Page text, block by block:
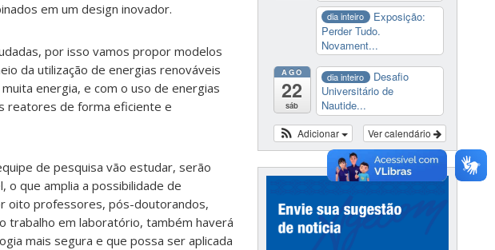
em um design inovador.
por isso vamos propor modelos
da utilização de energias renováveis
energia, e com o uso de energias
reatores de forma eficiente e
de pesquisa vão estudar, serão
o que amplia a possibilidade de
oito professores, pós-doutorandos,
trabalho em laboratório, também haverá
mais segura e que possa ser aplicada
dia inteiro
Exposição:
Perder Tudo.
Novament...
AGO
22
sáb
dia inteiro
Desafio
Universitário de
Nautide...
Ver calendário
Adicionar